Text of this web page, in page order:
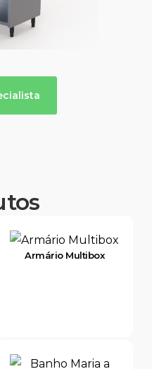
Armário Multibox